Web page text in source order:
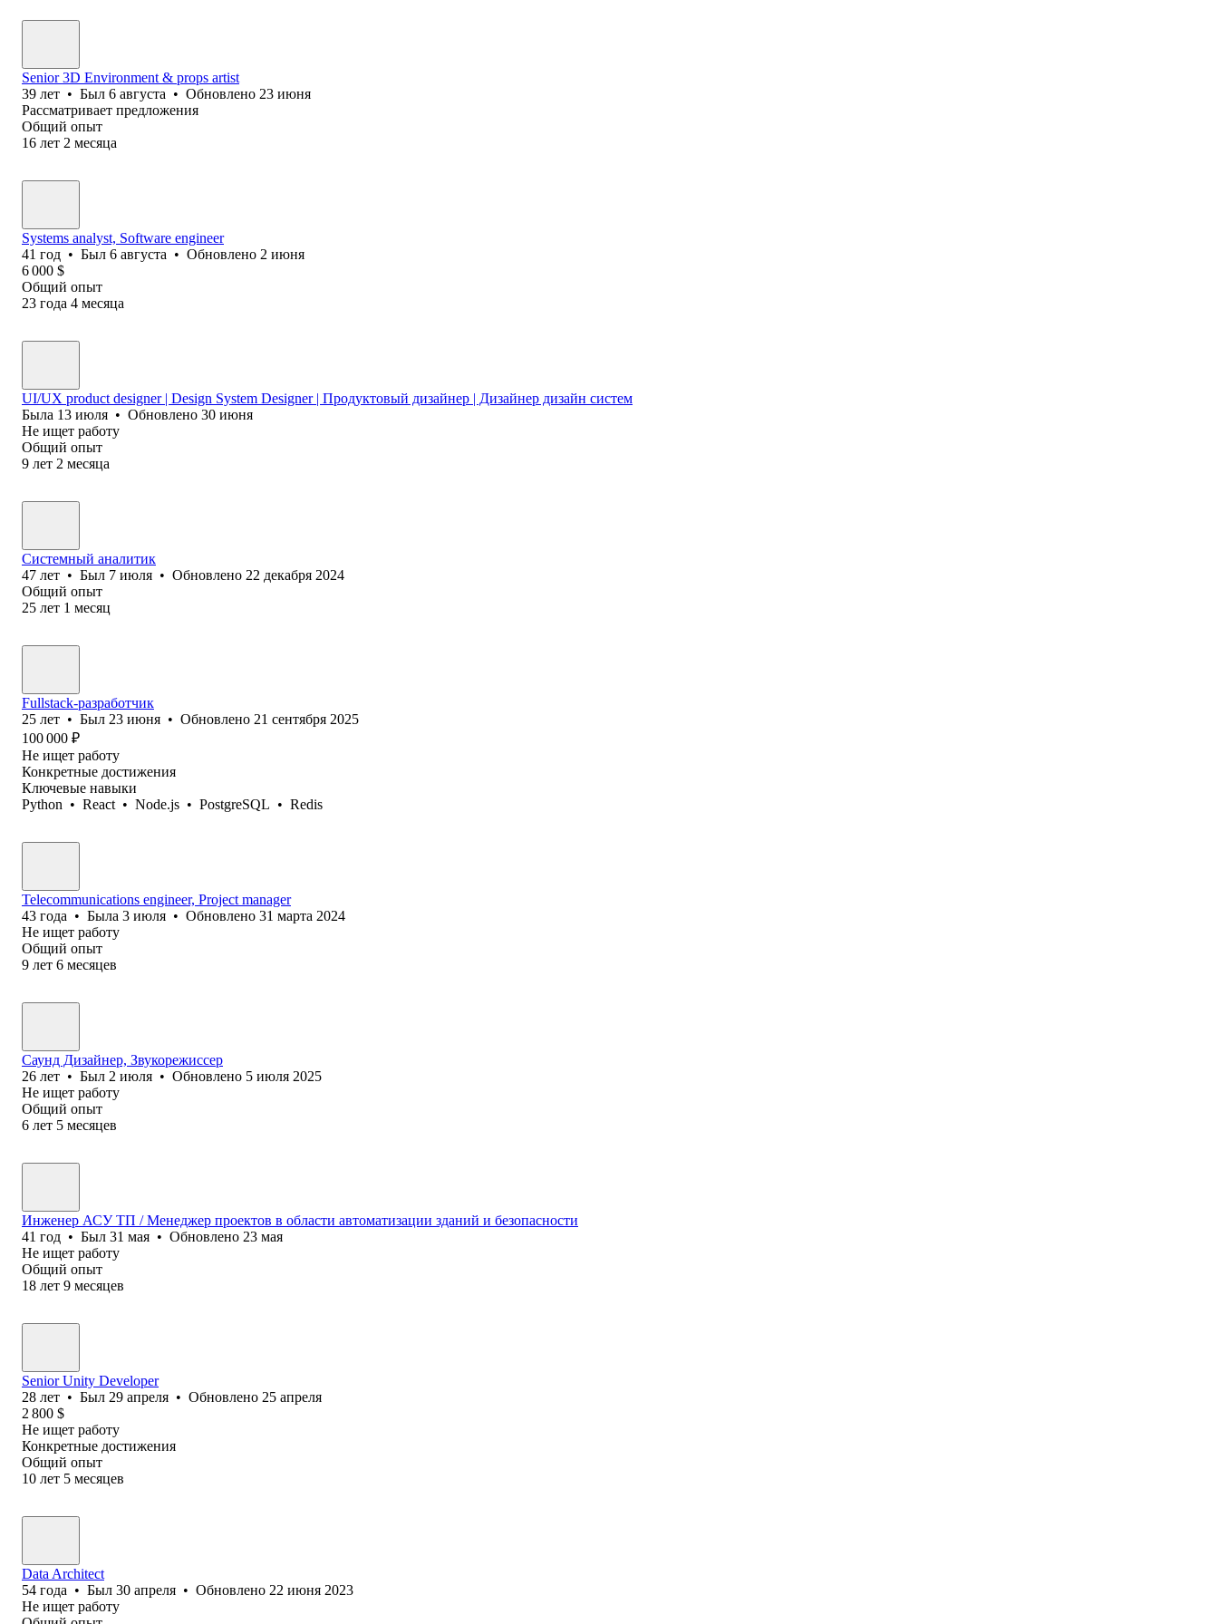
Senior 3D Environment & props artist
39 лет • Был 6 августа • Обновлено 23 июня
Рассматривает предложения
Общий опыт
16 лет 2 месяца
Systems analyst, Software еngineer
41 год • Был 6 августа • Обновлено 2 июня
6 000 $
Общий опыт
23 года 4 месяца
UI/UX product designer | Design System Designer | Продуктовый дизайнер | Дизайнер дизайн систем
Была 13 июля • Обновлено 30 июня
Не ищет работу
Общий опыт
9 лет 2 месяца
Системный аналитик
47 лет • Был 7 июля • Обновлено 22 декабря 2024
Общий опыт
25 лет 1 месяц
Fullstack-разработчик
25 лет • Был 23 июня • Обновлено 21 сентября 2025
100 000 ₽
Не ищет работу
Конкретные достижения
Ключевые навыки
Python • React • Node.js • PostgreSQL • Redis
Telecommunications engineer, Project manager
43 года • Была 3 июля • Обновлено 31 марта 2024
Не ищет работу
Общий опыт
9 лет 6 месяцев
Саунд Дизайнер, Звукорежиссер
26 лет • Был 2 июля • Обновлено 5 июля 2025
Не ищет работу
Общий опыт
6 лет 5 месяцев
Инженер АСУ ТП / Менеджер проектов в области автоматизации зданий и безопасности
41 год • Был 31 мая • Обновлено 23 мая
Не ищет работу
Общий опыт
18 лет 9 месяцев
Senior Unity Developer
28 лет • Был 29 апреля • Обновлено 25 апреля
2 800 $
Не ищет работу
Конкретные достижения
Общий опыт
10 лет 5 месяцев
Data Architect
54 года • Был 30 апреля • Обновлено 22 июня 2023
Не ищет работу